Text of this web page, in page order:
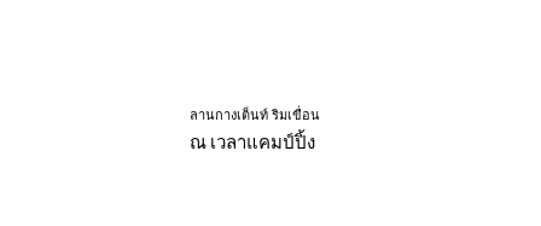
ลานกางเต็นท์ ริมเขื่อน
ณ เวลาแคมป์ปิ้ง